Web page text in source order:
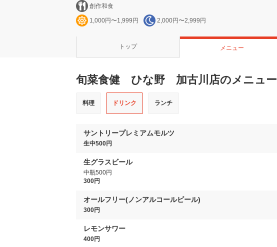
創作和食
1,000円〜1,999円 2,000円〜2,999円
トップ メニュー
旬菜食健 ひな野 加古川店のメニュー
料理 ドリンク ランチ
サントリープレミアムモルツ
生中500円
生グラスビール
中瓶500円
300円
オールフリー(ノンアルコールビール)
300円
レモンサワー
400円